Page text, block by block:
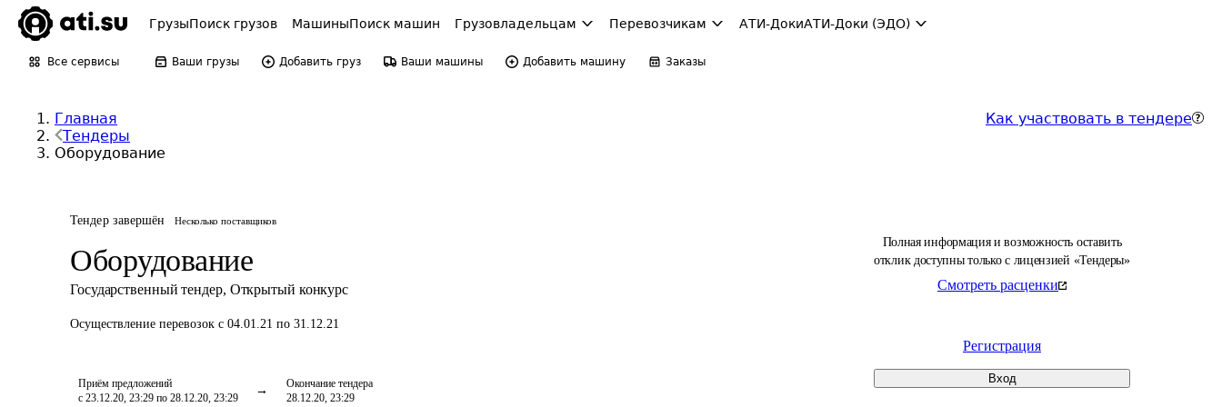
ГрузыПоиск грузов МашиныПоиск машин Грузовладельцам Перевозчикам АТИ-ДокиАТИ-Доки (ЭДО)
Все сервисы Ваши грузы Добавить груз Ваши машины Добавить машину Заказы
Главная
Тендеры
Оборудование
Как участвовать в тендере
Тендер завершён Несколько поставщиков
Оборудование
Государственный тендер, Открытый конкурс
Осуществление перевозок с 04.01.21 по 31.12.21
Приём предложений
с 23.12.20, 23:29 по 28.12.20, 23:29
Окончание тендера
28.12.20, 23:29
Полная информация и возможность оставить
отклик доступны только с лицензией «Тендеры»
Смотреть расценки
Регистрация
Вход